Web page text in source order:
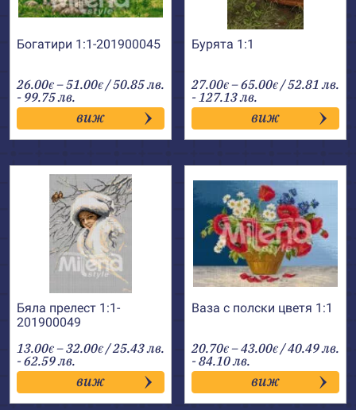
Богатири 1:1-201900045
26.00€ –51.00€Price
range:
26.00€
through
51.00€
/ 50.85 лв.
- 99.75 лв.
виж
Бурята 1:1
27.00€ –65.00€Price
range:
27.00€
through
65.00€
/ 52.81 лв.
- 127.13 лв.
виж
Бяла прелест 1:1-
201900049
13.00€ –32.00€Price
range:
13.00€
through
32.00€
/ 25.43 лв.
- 62.59 лв.
виж
Ваза с полски цветя 1:1
20.70€ –43.00€Price
range:
20.70€
through
43.00€
/ 40.49 лв.
- 84.10 лв.
виж